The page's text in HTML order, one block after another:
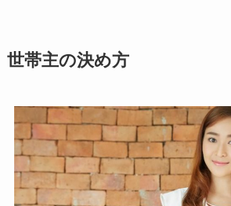
世帯主の決め方